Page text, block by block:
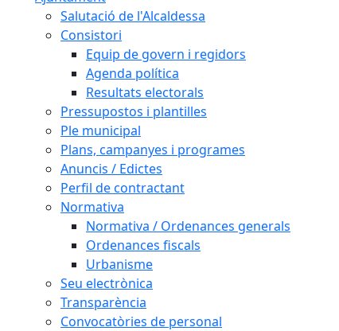
Salutació de l'Alcaldessa
Consistori
Equip de govern i regidors
Agenda política
Resultats electorals
Pressupostos i plantilles
Ple municipal
Plans, campanyes i programes
Anuncis / Edictes
Perfil de contractant
Normativa
Normativa / Ordenances generals
Ordenances fiscals
Urbanisme
Seu electrònica
Transparència
Convocatòries de personal